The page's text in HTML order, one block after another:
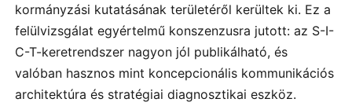
kormányzási kutatásának területéről kerültek ki. Ez a
felülvizsgálat egyértelmű konszenzusra jutott: az S-I-
C-T-keretrendszer nagyon jól publikálható, és
valóban hasznos mint koncepcionális kommunikációs
architektúra és stratégiai diagnosztikai eszköz.